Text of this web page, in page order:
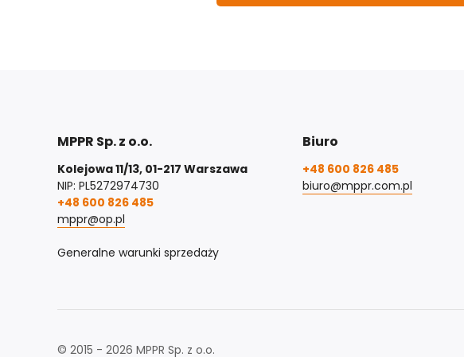
MPPR Sp. z o.o.
Kolejowa 11/13, 01-217 Warszawa
NIP: PL5272974730
+48 600 826 485
mppr@op.pl
Generalne warunki sprzedaży
Biuro
+48 600 826 485
biuro@mppr.com.pl
© 2015 - 2026 MPPR Sp. z o.o.